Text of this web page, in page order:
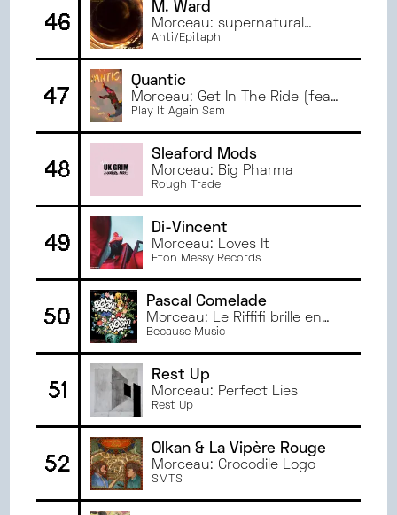
46
M. Ward
Morceau: supernatural
thing
Anti/Epitaph
47
Quantic
Morceau: Get In The Ride (feat.
Connie Constance)
Play It Again Sam
48
Sleaford Mods
Morceau: Big Pharma
Rough Trade
49
Di-Vincent
Morceau: Loves It
Eton Messy Records
50
Pascal Comelade
Morceau: Le Riffifi brille en
jaune
Because Music
51
Rest Up
Morceau: Perfect Lies
Rest Up
52
Olkan & La Vipère Rouge
Morceau: Crocodile Logo
SMTS